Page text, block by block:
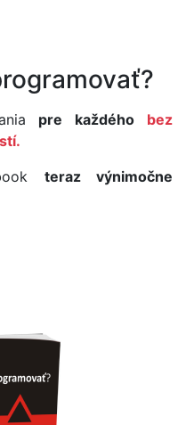
pre každého
bez
teraz výnimočne